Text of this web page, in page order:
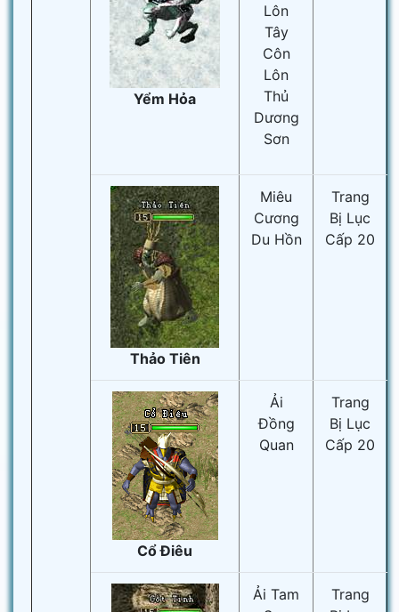
Yểm Hỏa
Lôn
Tây
Côn
Lôn
Thủ
Dương
Sơn
Thảo Tiên
Miêu
Cương
Du Hồn
Trang
Bị Lục
Cấp 20
Cổ Điêu
Ải
Đồng
Quan
Trang
Bị Lục
Cấp 20
Ải Tam
Trang